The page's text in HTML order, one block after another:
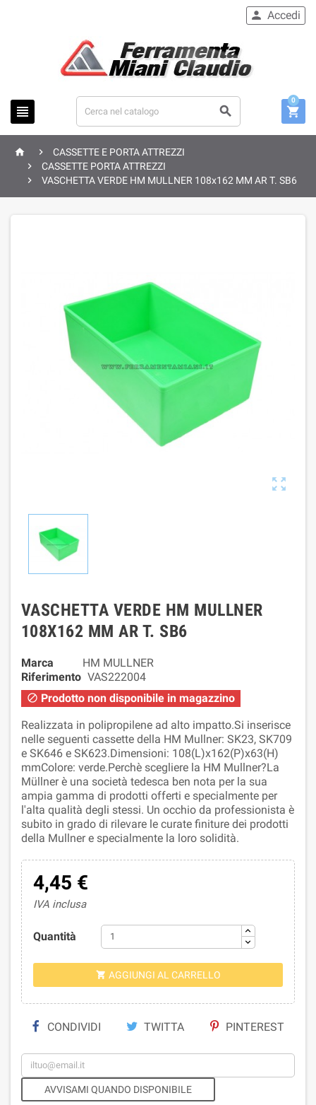
 
 Accedi

0
 
CASSETTE E PORTA ATTREZZI

CASSETTE PORTA ATTREZZI

VASCHETTA VERDE HM MULLNER 108x162 MM AR T. SB6

VASCHETTA VERDE HM MULLNER
108X162 MM AR T. SB6
Marca
HM MULLNER
Riferimento VAS222004
 Prodotto non disponibile in magazzino
Realizzata in polipropilene ad alto impatto.Si inserisce
nelle seguenti cassette della HM Mullner: SK23, SK709
e SK646 e SK623.Dimensioni: 108(L)x162(P)x63(H)
mmColore: verde.Perchè scegliere la HM Mullner?La
Müllner è una società tedesca ben nota per la sua
ampia gamma di prodotti offerti e specialmente per
l'alta qualità degli stessi. Un occhio da professionista è
subito in grado di rilevare le curate finiture dei prodotti
della Mullner e specialmente la loro solidità.
4,45 €
IVA inclusa
Quantità
 AGGIUNGI AL CARRELLO
CONDIVIDI TWITTA PINTEREST
AVVISAMI QUANDO DISPONIBILE